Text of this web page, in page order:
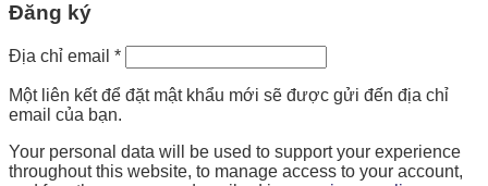
Đăng ký
Địa chỉ email *
Một liên kết để đặt mật khẩu mới sẽ được gửi đến địa chỉ
email của bạn.
Your personal data will be used to support your experience
throughout this website, to manage access to your account,